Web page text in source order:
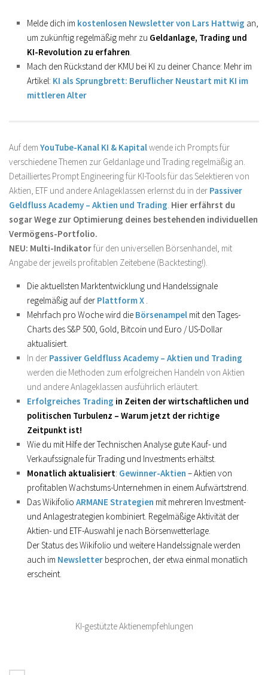
Melde dich im kostenlosen Newsletter von Lars Hattwig an,
um zukünftig regelmäßig mehr zu Geldanlage, Trading und
KI-Revolution zu erfahren
Mach den Rückstand der KMU bei KI zu deiner Chance: Mehr im
Artikel: KI als Sprungbrett: Beruflicher Neustart mit KI im
mittleren Alter
Auf dem YouTube-Kanal KI & Kapitalwende ich Prompts für
verschiedene Themen zur Geldanlage und Trading regelmäßig an.
Detailliertes Prompt Engineering für KI-Tools für das Selektieren von
Aktien, ETF und andere Anlageklassen erlernst du in der Passiver
Geldfluss Academy – Aktien und Trading Hier erfährst du
sogar Wege zur Optimierung deines bestehenden individuellen
Vermögens-Portfolio.
NEU: Multi-Indikatorfür den universellen Börsenhandel, mit
Angabe der jeweils profitablen Zeitebene (Backtesting!).
Die aktuellsten Marktentwicklung und Handelssignale
regelmäßig auf der Plattform X
Mehrfach pro Woche wird die Börsenampel mit den Tages-
Charts des S&P 500, Gold, Bitcoin und Euro / US-Dollar
aktualisiert.
In der Passiver Geldfluss Academy – Aktien und Trading
werden die Methoden zum erfolgreichen Handeln von Aktien
und andere Anlageklassen ausführlich erläutert.
Erfolgreiches Trading in Zeiten der wirtschaftlichen und
politischen Turbulenz – Warum jetzt der richtige
Zeitpunkt ist!
Wie du mit Hilfe der Technischen Analyse gute Kauf- und
Verkaufssignale für Trading und Investments erhältst.
Monatlich aktualisiert: Gewinner-Aktien – Aktien von
profitablen Wachstums-Unternehmen in einem Aufwärtstrend.
Das Wikifolio ARMANE Strategien mit mehreren Investment-
und Anlagestrategien kombiniert. Regelmäßige Aktivität der
Aktien- und ETF-Auswahl je nach Börsenwetterlage.
Der Status des Wikifolio und weitere Handelssignale werden
auch im Newsletter besprochen, der etwa einmal monatlich
erscheint.
KI-gestützte Aktienempfehlungen